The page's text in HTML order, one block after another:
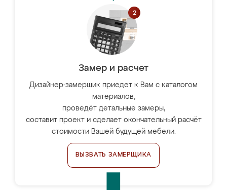
Замер и расчет
Дизайнер-замерщик приедет к Вам с каталогом
материалов,
проведёт детальные замеры,
составит проект и сделает окончательный расчёт
стоимости Вашей будущей мебели.
ВЫЗВАТЬ ЗАМЕРЩИКА